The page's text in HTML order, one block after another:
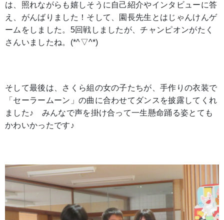
は、照れながらも嬉しそうに自己紹介やインタビューに答
え、がんばりました！そして、園長先生とはじゃんけんゲ
ームをしました。5回戦しましたが、チャンピオンがたく
さんいましたね。(*^▽^*)
そして最後は、さくら組の女の子たちが、手作りの衣装で
「セーラームーン」の曲に合わせてダンスを披露してくれ
ました♪ みんなで声を掛け合って一生懸命踊る姿とても
かわいかったです♪